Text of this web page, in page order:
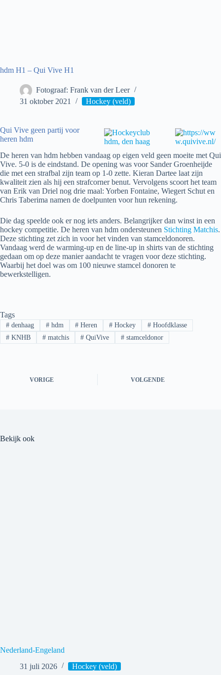
hdm H1 – Qui Vive H1
Fotograaf: Frank van der Leer
31 oktober 2021
Hockey (veld)
Qui Vive geen partij voor
heren hdm
De heren van hdm hebben vandaag op eigen veld geen moeite met Qui
Vive. 5-0 is de eindstand. De opening was voor Sander Groenheijde
die met een strafbal zijn team op 1-0 zette. Kieran Dartee laat zijn
kwaliteit zien als hij een strafcorner benut. Vervolgens scoort het team
van Erik van Driel nog drie maal: Yorben Fontaine, Wiegert Schut en
Chris Taberima namen de doelpunten voor hun rekening.
Die dag speelde ook er nog iets anders. Belangrijker dan winst in een
hockey competitie. De heren van hdm ondersteunen Stichting Matchis.
Deze stichting zet zich in voor het vinden van stamceldonoren.
Vandaag werd de warming-up en de line-up in shirts van de stichting
gedaan om op deze manier aandacht te vragen voor deze stichting.
Waarbij het doel was om 100 nieuwe stamcel donoren te
bewerkstelligen.
Tags
#denhaag #hdm # Heren # Hockey # Hoofdklasse
#KNHB #matchis # QuiVive # stamceldonor
VORIGE VOLGENDE
Bekijk ook
Nederland-Engeland
31 juli 2026
Hockey (veld)